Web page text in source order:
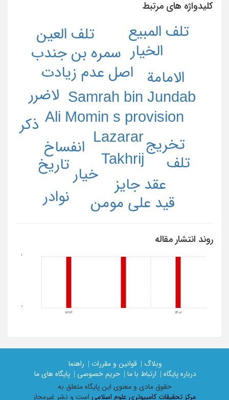
کلیدواژه های مرتبط
Ali Momin s provision
Lazarar
Samrah bin Jundab
Takhrij
اصل عدم زیادت
انفساخ
تخریج
خیار
سمره بن جندب
عقد جایز
قید علی مومن
لاضرر
الامامة
الخیار
تاریخ تلف
تلف العین تلف المبیع
ذکر
نوادر
روند انتشار مقاله
1376 1402
0
1
وبلاگ | قوانین و مقررات |
راهنما
درباره پایگاه |
ارتباط با ما | حریم خصوصی |
پایگاه های ما
حقوق مادی و معنوی اين پايگاه متعلق به
مرکز تحقیقات کامپیوتری علوم اسلامی است و نشر غیرمجاز